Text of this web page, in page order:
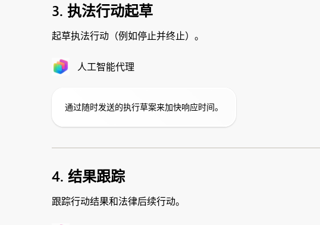
3. 执法行动起草
起草执法行动（例如停止并终止）。
人工智能代理
通过随时发送的执行草案来加快响应时间。
4. 结果跟踪
跟踪行动结果和法律后续行动。